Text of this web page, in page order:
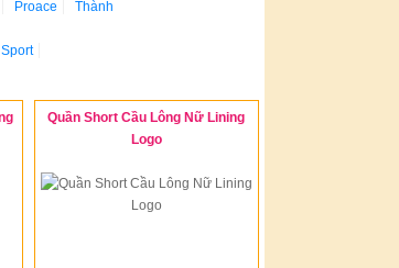
Proace
Thành
Quần Short Cầu Lông Nữ Lining
Logo